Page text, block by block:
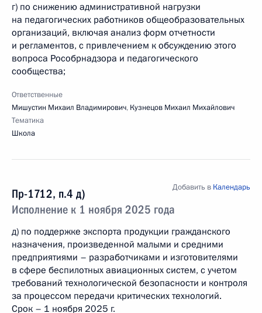
г) по снижению административной нагрузки
на педагогических работников общеобразовательных
организаций, включая анализ форм отчетности
и регламентов, с привлечением к обсуждению этого
вопроса Рособрнадзора и педагогического
сообщества;
Ответственные
Мишустин Михаил Владимирович, Кузнецов Михаил Михайлович
Тематика
Школа
Пр-1712, п.4 д)
Исполнение к 1 ноября 2025 года
Добавить в Календарь
д) по поддержке экспорта продукции гражданского
назначения, произведенной малыми и средними
предприятиями – разработчиками и изготовителями
в сфере беспилотных авиационных систем, с учетом
требований технологической безопасности и контроля
за процессом передачи критических технологий.
Срок – 1 ноября 2025 г.